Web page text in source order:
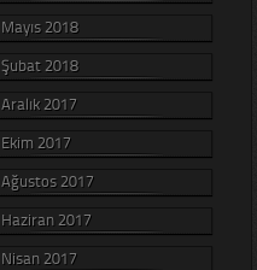
Mayıs 2018
Şubat 2018
Aralık 2017
Ekim 2017
Ağustos 2017
Haziran 2017
Nisan 2017